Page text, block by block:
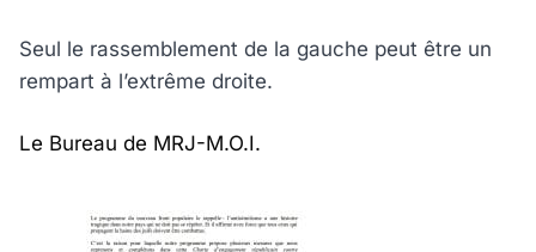
Seul le rassemblement de la gauche peut être un
rempart à l’extrême droite.
Le Bureau de MRJ-M.O.I.